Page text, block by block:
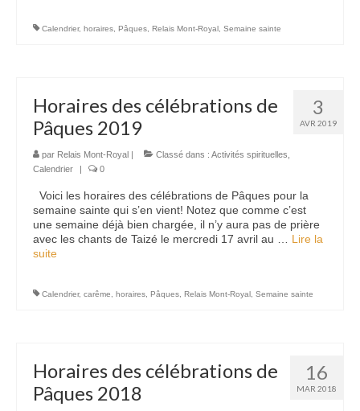
Calendrier, horaires Pâques Relais Mont-Royal Semaine sainte
3
AVR 2019
Horaires des célébrations de
Pâques 2019
par Relais Mont-Royal | Classé dans : Activités spirituelles
Calendrier
| 0
Voici les horaires des célébrations de Pâques pour la
semaine sainte qui s’en vient! Notez que comme c’est
une semaine déjà bien chargée, il n’y aura pas de prière
avec les chants de Taizé le mercredi 17 avril au … Lire la
suite­­
Calendrier, carême horaires Pâques Relais Mont-Royal Semaine sainte
16
MAR 2018
Horaires des célébrations de
Pâques 2018